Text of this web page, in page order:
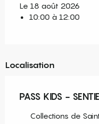
Le 18 août 2026
10:00 à 12:00
Localisation
PASS KIDS -
Collections de